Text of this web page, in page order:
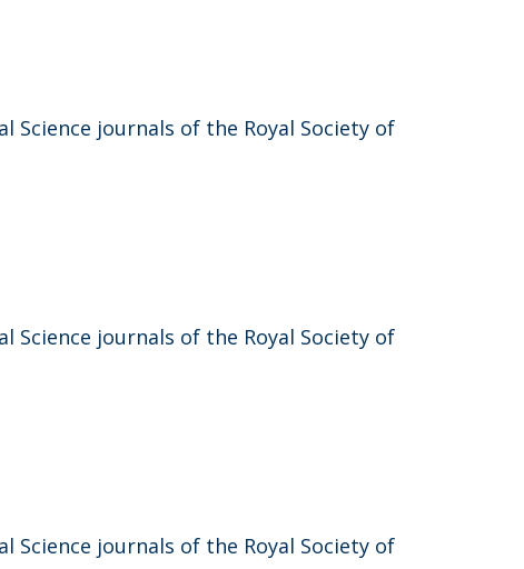
Science journals of the Royal Society of
Science journals of the Royal Society of
Science journals of the Royal Society of